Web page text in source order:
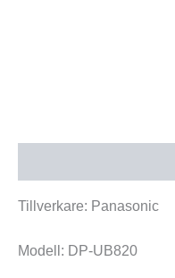
Tillverkare: Panasonic
Modell: DP-UB820